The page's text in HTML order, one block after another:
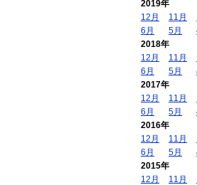
2019年
12月
11月
6月
5月
2018年
12月
11月
6月
5月
2017年
12月
11月
6月
5月
2016年
12月
11月
6月
5月
2015年
12月
11月